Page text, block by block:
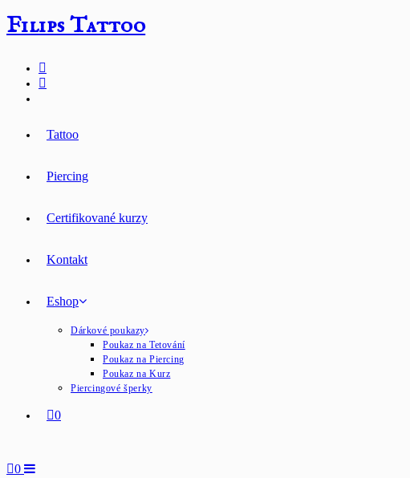
Přejít
k
Filips Tattoo
Tattoo
Piercing
Certifikované kurzy
Kontakt
Eshop
Dárkové poukazy
Poukaz na Tetování
Poukaz na Piercing
Poukaz na Kurz
Piercingové šperky
0
0